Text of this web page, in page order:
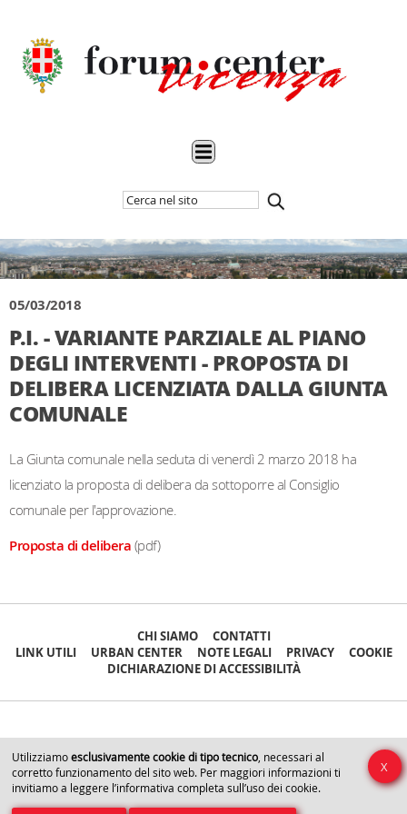
Utilizziamo esclusivamente cookie di tipo tecnico , necessari al
corretto funzionamento del sito web. Per maggiori informazioni ti
invitiamo a leggere l’informativa completa sull’uso dei cookie.
X
Cerca
nel
Inizia
05/03/2018
P.I. - VARIANTE PARZIALE AL PIANO
DEGLI INTERVENTI - PROPOSTA DI
DELIBERA LICENZIATA DALLA GIUNTA
COMUNALE
La Giunta comunale nella seduta di venerdì 2 marzo 2018 ha
licenziato la proposta di delibera da sottoporre al Consiglio
comunale per l'approvazione.
Proposta di delibera (pdf)
CHI SIAMO
CONTATTI
LINK UTILI
URBAN CENTER NOTE LEGALI PRIVACY
COOKIE
DICHIARAZIONE DI ACCESSIBILITÀ
Comune di Vicenza - Forum Center
Piazza Biade, 26 -P.IVA 00516890241 - tel. 0444222021
-
urbanistica@comune.vicenza.it